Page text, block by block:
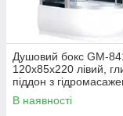
Душовий бокс GM-
120x85x220 лівий,
піддон з
електронікою
В наявності